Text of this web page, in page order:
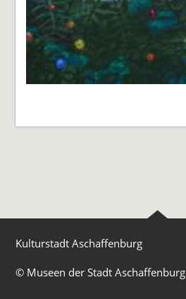
Kulturstadt Aschaffenburg
© Museen der Stadt Aschaffenburg